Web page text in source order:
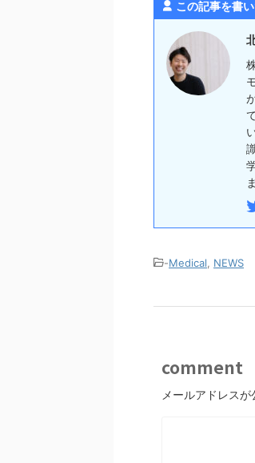
この記事を書
-Medical, NEWS
comment
メールアドレスが